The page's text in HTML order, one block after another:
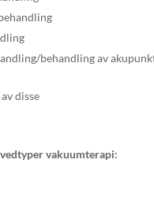
behandling av
disse
vakuumterapi: